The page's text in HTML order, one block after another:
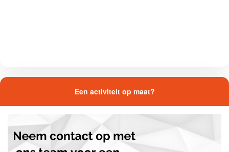
Een activiteit op maat?